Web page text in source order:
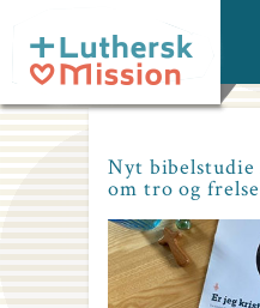
main
content
Nyt
om tro og frelse